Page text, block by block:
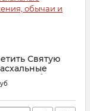
Святую
обычаи и